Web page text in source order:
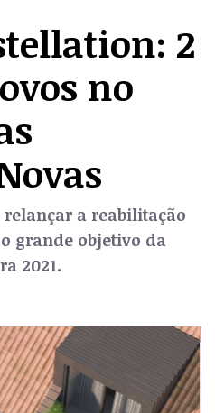
2
no
a reabilitação
grande objetivo da
2021.